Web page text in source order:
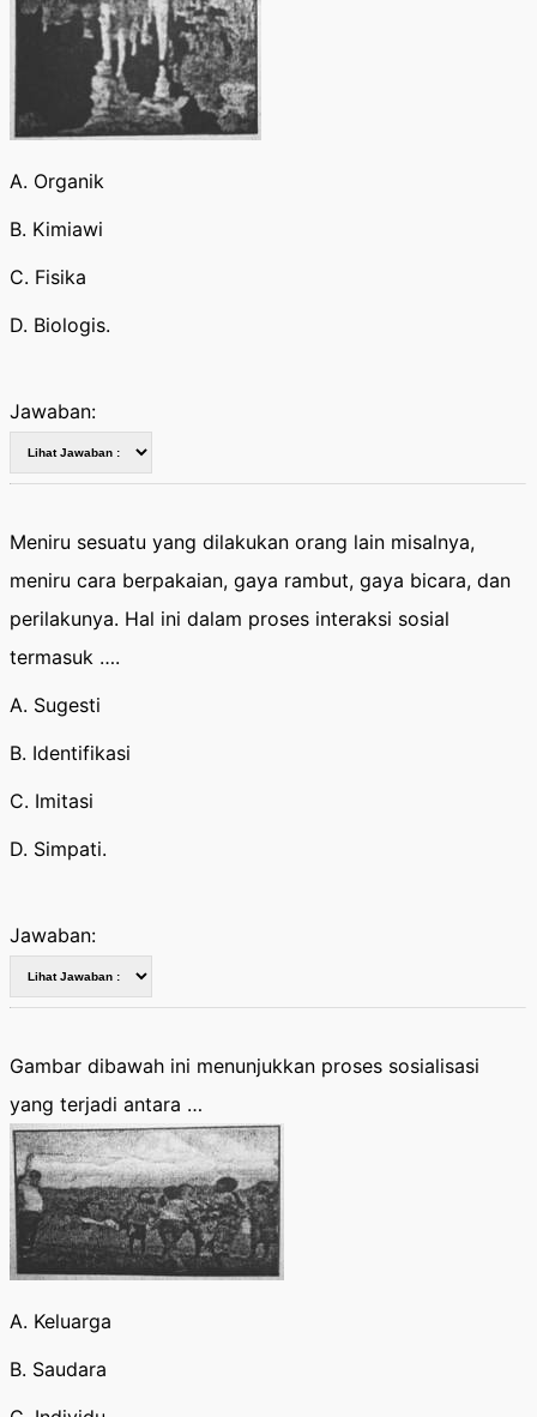
A. Organik
B. Kimiawi
C. Fisika
D. Biologis.
Jawaban:
Meniru sesuatu yang dilakukan orang lain misalnya,
meniru cara berpakaian, gaya rambut, gaya bicara, dan
perilakunya. Hal ini dalam proses interaksi sosial
termasuk ….
A. Sugesti
B. Identifikasi
C. Imitasi
D. Simpati.
Jawaban:
Gambar dibawah ini menunjukkan proses sosialisasi
yang terjadi antara …
A. Keluarga
B. Saudara